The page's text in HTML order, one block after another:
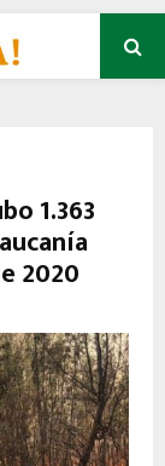
1.363
2020